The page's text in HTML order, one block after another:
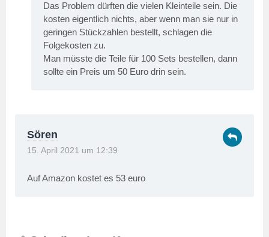
Das Problem dürften die vielen Kleinteile sein. Die
kosten eigentlich nichts, aber wenn man sie nur in
geringen Stückzahlen bestellt, schlagen die
Folgekosten zu.
Man müsste die Teile für 100 Sets bestellen, dann
sollte ein Preis um 50 Euro drin sein.
Sören
15. April 2021 um 12:39
Auf Amazon kostet es 53 euro